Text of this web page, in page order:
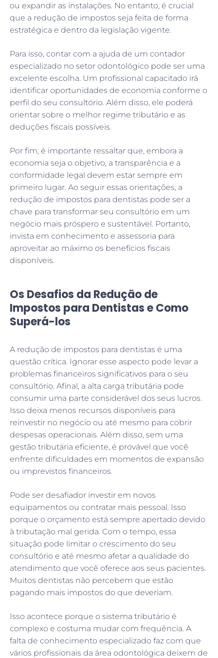
ou expandir as instalações. No entanto, é crucial
que a redução de impostos seja feita de forma
estratégica e dentro da legislação vigente.
Para isso, contar com a ajuda de um contador
especializado no setor odontológico pode ser uma
excelente escolha. Um profissional capacitado irá
identificar oportunidades de economia conforme o
perfil do seu consultório. Além disso, ele poderá
orientar sobre o melhor regime tributário e as
deduções fiscais possíveis.
Por fim, é importante ressaltar que, embora a
economia seja o objetivo, a transparência e a
conformidade legal devem estar sempre em
primeiro lugar. Ao seguir essas orientações, a
redução de impostos para dentistas pode ser a
chave para transformar seu consultório em um
negócio mais próspero e sustentável. Portanto,
invista em conhecimento e assessoria para
aproveitar ao máximo os benefícios fiscais
disponíveis.
Os Desafios da Redução de
Impostos para Dentistas e Como
Superá-los
A redução de impostos para dentistas é uma
questão crítica. Ignorar esse aspecto pode levar a
problemas financeiros significativos para o seu
consultório. Afinal, a alta carga tributária pode
consumir uma parte considerável dos seus lucros.
Isso deixa menos recursos disponíveis para
reinvestir no negócio ou até mesmo para cobrir
despesas operacionais. Além disso, sem uma
gestão tributária eficiente, é provável que você
enfrente dificuldades em momentos de expansão
ou imprevistos financeiros.
Pode ser desafiador investir em novos
equipamentos ou contratar mais pessoal. Isso
porque o orçamento está sempre apertado devido
à tributação mal gerida. Com o tempo, essa
situação pode limitar o crescimento do seu
consultório e até mesmo afetar a qualidade do
atendimento que você oferece aos seus pacientes.
Muitos dentistas não percebem que estão
pagando mais impostos do que deveriam.
Isso acontece porque o sistema tributário é
complexo e costuma mudar com frequência. A
falta de conhecimento especializado faz com que
vários profissionais da área odontológica deixem de